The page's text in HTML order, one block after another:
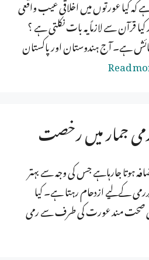
کہ کیا عورتوں میں اخلاقی عیب واقعی
قرآن سے لازماً یہ بات نکلتی ہے ؟
ہے۔ آج ہندوستان اورپاکستان
Read
جمار میں رخصت
ہوتا جارہاہے جس کی وجہ سے بہتر
کےلیے ازدحام رہتا ہے۔ کیا
صحت مند عورت کی طرف سے رمی